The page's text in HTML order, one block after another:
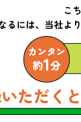
ただくと